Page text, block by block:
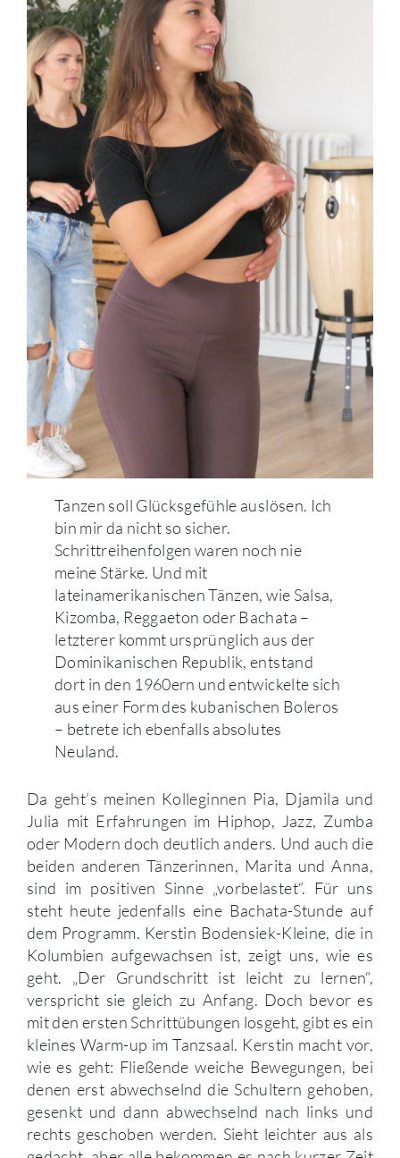
Tanzen soll Glücksgefühle auslösen. Ich
bin mir da nicht so sicher.
Schrittreihenfolgen waren noch nie
meine Stärke. Und mit
lateinamerikanischen Tänzen, wie Salsa,
Kizomba, Reggaeton oder Bachata –
letzterer kommt ursprünglich aus der
Dominikanischen Republik, entstand
dort in den 1960ern und entwickelte sich
aus einer Form des kubanischen Boleros
– betrete ich ebenfalls absolutes
Neuland.
Da geht’s meinen Kolleginnen Pia, Djamila und
Julia mit Erfahrungen im Hiphop, Jazz, Zumba
oder Modern doch deutlich anders. Und auch die
beiden anderen Tänzerinnen, Marita und Anna,
sind im positiven Sinne „vorbelastet“. Für uns
steht heute jedenfalls eine Bachata-Stunde auf
dem Programm. Kerstin Bodensiek-Kleine, die in
Kolumbien aufgewachsen ist, zeigt uns, wie es
geht. „Der Grundschritt ist leicht zu lernen“,
verspricht sie gleich zu Anfang. Doch bevor es
mit den ersten Schrittübungen losgeht, gibt es ein
kleines Warm-up im Tanzsaal. Kerstin macht vor,
wie es geht: Fließende weiche Bewegungen, bei
denen erst abwechselnd die Schultern gehoben,
gesenkt und dann abwechselnd nach links und
rechts geschoben werden. Sieht leichter aus als